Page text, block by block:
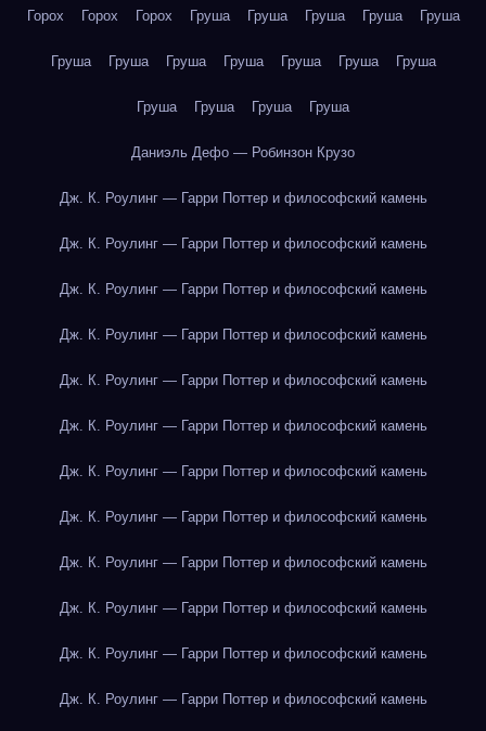
Горох Горох Горох Груша Груша Груша Груша Груша
Груша Груша Груша Груша Груша Груша Груша
Груша Груша Груша Груша
Даниэль Дефо — Робинзон Крузо
Дж. К. Роулинг — Гарри Поттер и философский камень
Дж. К. Роулинг — Гарри Поттер и философский камень
Дж. К. Роулинг — Гарри Поттер и философский камень
Дж. К. Роулинг — Гарри Поттер и философский камень
Дж. К. Роулинг — Гарри Поттер и философский камень
Дж. К. Роулинг — Гарри Поттер и философский камень
Дж. К. Роулинг — Гарри Поттер и философский камень
Дж. К. Роулинг — Гарри Поттер и философский камень
Дж. К. Роулинг — Гарри Поттер и философский камень
Дж. К. Роулинг — Гарри Поттер и философский камень
Дж. К. Роулинг — Гарри Поттер и философский камень
Дж. К. Роулинг — Гарри Поттер и философский камень